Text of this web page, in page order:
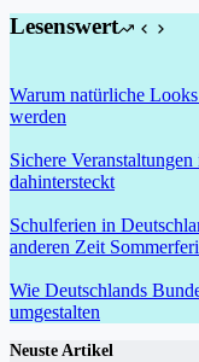
Lesenswert
Warum natürliche
werden
Sichere
dahintersteckt
Schulferien in
anderen Zeit
Wie Deutschlands
umgestalten
Neuste Artikel